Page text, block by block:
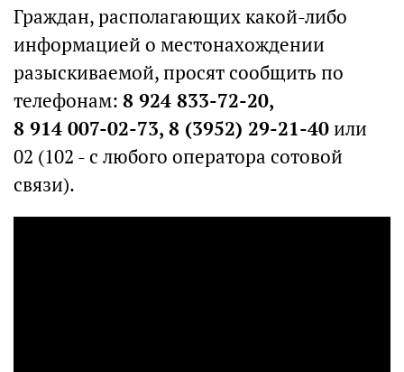
Граждан, располагающих какой-либо
информацией о местонахождении
разыскиваемой, просят сообщить по
телефонам: 8 924 833-72-20,
8 914 007‑02‑73, 8 (3952) 29-21-40или
02 (102 - с любого оператора сотовой
связи).